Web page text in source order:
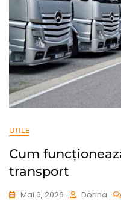
UTILE
Cum
transport
Mai 6, 2026 Dorina